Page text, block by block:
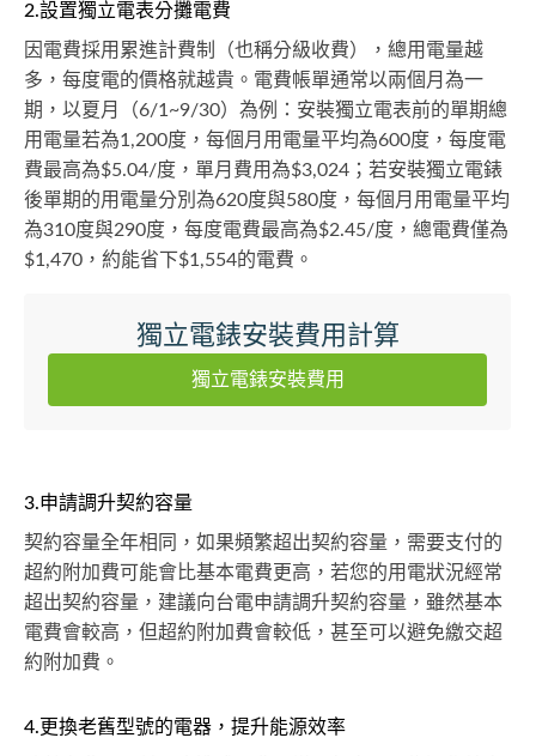
2.設置獨立電表分攤電費
因電費採用累進計費制（也稱分級收費），總用電量越
多，每度電的價格就越貴。電費帳單通常以兩個月為一
期，以夏月（6/1~9/30）為例：安裝獨立電表前的單期總
用電量若為1,200度，每個月用電量平均為600度，每度電
費最高為$5.04/度，單月費用為$3,024；若安裝獨立電錶
後單期的用電量分別為620度與580度，每個月用電量平均
為310度與290度，每度電費最高為$2.45/度，總電費僅為
$1,470，約能省下$1,554的電費。
獨立電錶安裝費用計算
獨立電錶安裝費用
3.申請調升契約容量
契約容量全年相同，如果頻繁超出契約容量，需要支付的
超約附加費可能會比基本電費更高，若您的用電狀況經常
超出契約容量，建議向台電申請調升契約容量，雖然基本
電費會較高，但超約附加費會較低，甚至可以避免繳交超
約附加費。
4.更換老舊型號的電器，提升能源效率